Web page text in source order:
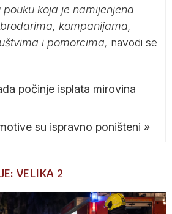
koja je namijenjena
kompanijama,
i pomorcima, navodi se
počinje isplata mirovina
su ispravno poništeni »
VELIKA 2